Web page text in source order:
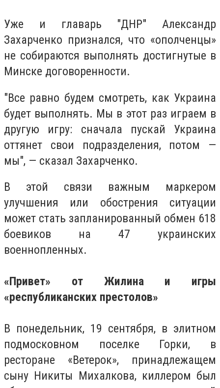
Уже и главарь "ДНР" Александр
Захарченко признался, что «ополченцы»
не собираются выполнять достигнутые в
Минске договоренности.
"Все равно будем смотреть, как Украина
будет выполнять. Мы в этот раз играем в
другую игру: сначала пускай Украина
оттянет свои подразделения, потом —
мы", — сказал Захарченко.
В этой связи важным маркером
улучшения или обострения ситуации
может стать запланированный обмен 618
боевиков на 47 украинских
военнопленных.
«Привет» от Жилина и игры
«республиканских престолов»
В понедельник, 19 сентября, в элитном
подмосковном поселке Горки, в
ресторане «Ветерок», принадлежащем
сыну Никиты Михалкова, киллером был